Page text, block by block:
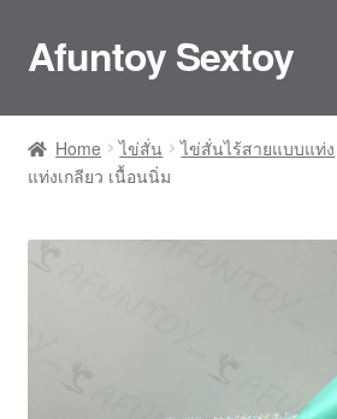
Skip
to
Skip
to
Afuntoy Sextoy
Home
Cart
Checkout
Home ไข่สั่น ไข่สั่นไร้สายแบบแท่ง
แท่งเกลียว เนื้อนนิ่ม